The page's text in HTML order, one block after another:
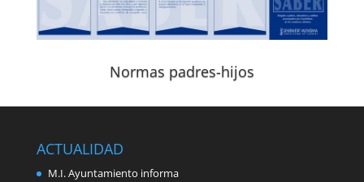
Normas padres-hijos
ACTUALIDAD
M.I. Ayuntamiento informa